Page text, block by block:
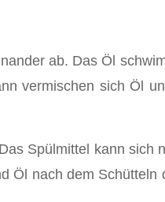
ab. Das Öl
vermischen sich Öl
Spülmittel kann sich
Öl nach dem